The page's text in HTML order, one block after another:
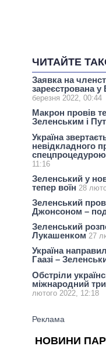
ЧИТАЙТЕ
Заявка на
зареєстрована
березня 2022, 00:44
Макрон провів
Зеленським і
Україна
невідкладного
11:16
Зеленський у
тепер воїн 28
Зеленський
Джонсоном –
Зеленський
Лукашенком 27
Україна
Гаазі –
Обстріли
міжнародний
лютого 2022, 12:18